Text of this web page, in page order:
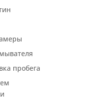
пробега